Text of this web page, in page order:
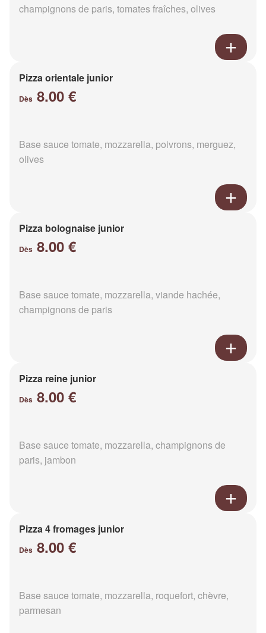
champignons de paris, tomates fraîches, olives
Pizza orientale junior
Dès 8.00 €
Base sauce tomate, mozzarella, poivrons, merguez,
olives
Pizza bolognaise junior
Dès 8.00 €
Base sauce tomate, mozzarella, viande hachée,
champignons de paris
Pizza reine junior
Dès 8.00 €
Base sauce tomate, mozzarella, champignons de
paris, jambon
Pizza 4 fromages junior
Dès 8.00 €
Base sauce tomate, mozzarella, roquefort, chèvre,
parmesan